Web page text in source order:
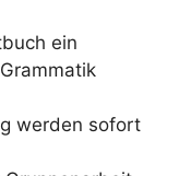
ein
werden sofort